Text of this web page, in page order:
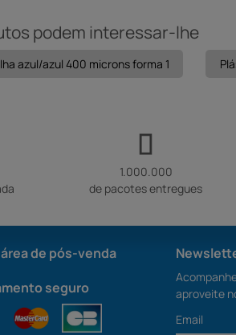
podem interessar-lhe
azul/azul 400 microns forma 1
1.000.000
de pacotes entregues
de pós-venda
seguro
aproveite
Email